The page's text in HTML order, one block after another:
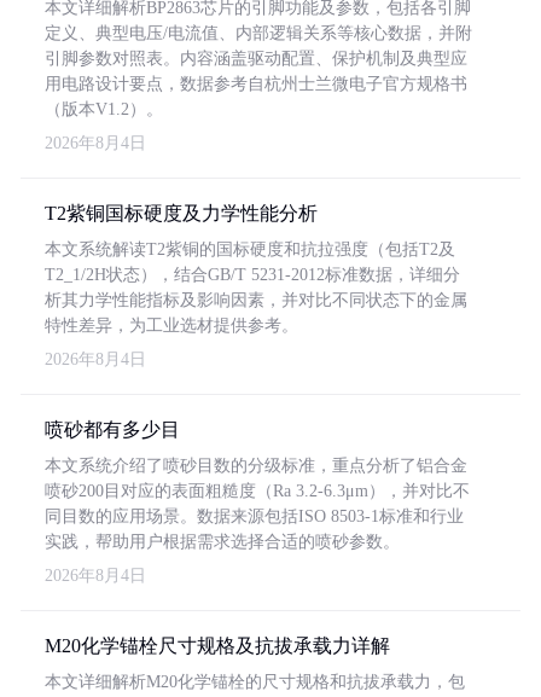
本文详细解析BP2863芯片的引脚功能及参数，包括各引脚
定义、典型电压/电流值、内部逻辑关系等核心数据，并附
引脚参数对照表。内容涵盖驱动配置、保护机制及典型应
用电路设计要点，数据参考自杭州士兰微电子官方规格书
（版本V1.2）。
2026年8月4日
T2紫铜国标硬度及力学性能分析
本文系统解读T2紫铜的国标硬度和抗拉强度（包括T2及
T2_1/2H状态），结合GB/T 5231-2012标准数据，详细分
析其力学性能指标及影响因素，并对比不同状态下的金属
特性差异，为工业选材提供参考。
2026年8月4日
喷砂都有多少目
本文系统介绍了喷砂目数的分级标准，重点分析了铝合金
喷砂200目对应的表面粗糙度（Ra 3.2-6.3μm），并对比不
同目数的应用场景。数据来源包括ISO 8503-1标准和行业
实践，帮助用户根据需求选择合适的喷砂参数。
2026年8月4日
M20化学锚栓尺寸规格及抗拔承载力详解
本文详细解析M20化学锚栓的尺寸规格和抗拔承载力，包